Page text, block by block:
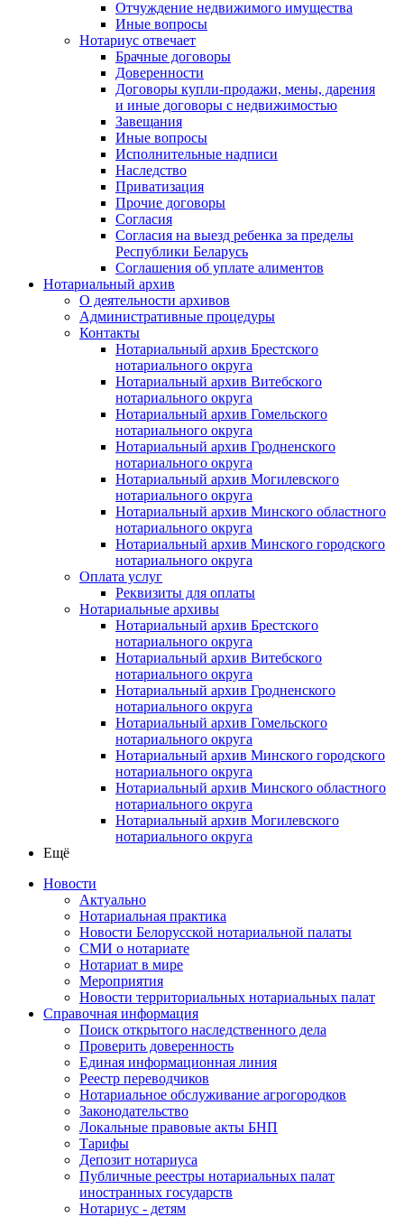
Отчуждение недвижимого имущества
Иные вопросы
Нотариус отвечает
Брачные договоры
Доверенности
Договоры купли-продажи, мены, дарения
и иные договоры с недвижимостью
Завещания
Иные вопросы
Исполнительные надписи
Наследство
Приватизация
Прочие договоры
Согласия
Согласия на выезд ребенка за пределы
Республики Беларусь
Соглашения об уплате алиментов
Нотариальный архив
О деятельности архивов
Административные процедуры
Контакты
Нотариальный архив Брестского
нотариального округа
Нотариальный архив Витебского
нотариального округа
Нотариальный архив Гомельского
нотариального округа
Нотариальный архив Гродненского
нотариального округа
Нотариальный архив Могилевского
нотариального округа
Нотариальный архив Минского областного
нотариального округа
Нотариальный архив Минского городского
нотариального округа
Оплата услуг
Реквизиты для оплаты
Нотариальные архивы
Нотариальный архив Брестского
нотариального округа
Нотариальный архив Витебского
нотариального округа
Нотариальный архив Гродненского
нотариального округа
Нотариальный архив Гомельского
нотариального округа
Нотариальный архив Минского городского
нотариального округа
Нотариальный архив Минского областного
нотариального округа
Нотариальный архив Могилевского
нотариального округа
Ещё
Новости
Актуально
Нотариальная практика
Новости Белорусской нотариальной палаты
СМИ о нотариате
Нотариат в мире
Мероприятия
Новости территориальных нотариальных палат
Справочная информация
Поиск открытого наследственного дела
Проверить доверенность
Единая информационная линия
Реестр переводчиков
Нотариальное обслуживание агрогородков
Законодательство
Локальные правовые акты БНП
Тарифы
Депозит нотариуса
Публичные реестры нотариальных палат
иностранных государств
Нотариус - детям